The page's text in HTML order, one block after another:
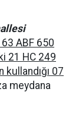
ABF 650
21 HC 249
07
meydana